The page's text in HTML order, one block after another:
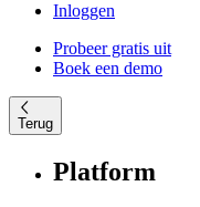
Inloggen
Probeer gratis uit
Boek een demo
Terug
Platform